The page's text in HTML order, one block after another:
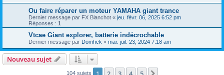
Ou faire réparer un moteur YAMAHA giant trance
Dernier message par FX Blanchot « jeu. févr. 06, 2025 6:52 pm
Réponses : 1
Vtcae Giant explorer, batterie indécrochable
Dernier message par Domhck « mar. juil. 23, 2024 7:18 am
Nouveau sujet
104 sujets